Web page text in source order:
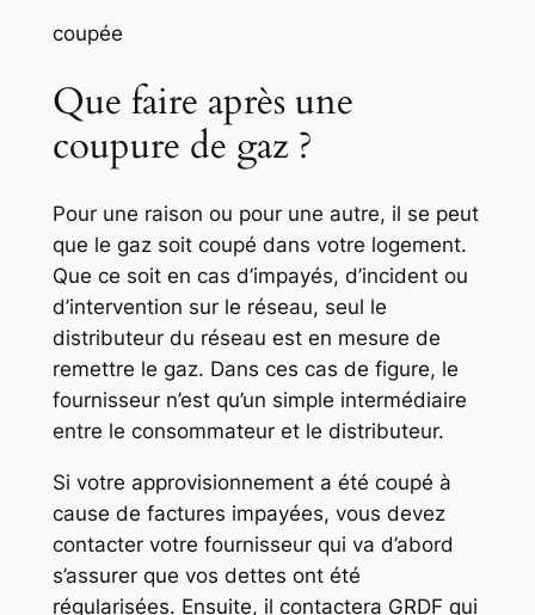
coupée
Que faire après une
coupure de gaz ?
Pour une raison ou pour une autre, il se peut
que le gaz soit coupé dans votre logement.
Que ce soit en cas d’impayés, d’incident ou
d’intervention sur le réseau, seul le
distributeur du réseau est en mesure de
remettre le gaz. Dans ces cas de figure, le
fournisseur n’est qu’un simple intermédiaire
entre le consommateur et le distributeur.
Si votre approvisionnement a été coupé à
cause de factures impayées, vous devez
contacter votre fournisseur qui va d’abord
s’assurer que vos dettes ont été
régularisées. Ensuite, il contactera GRDF qui